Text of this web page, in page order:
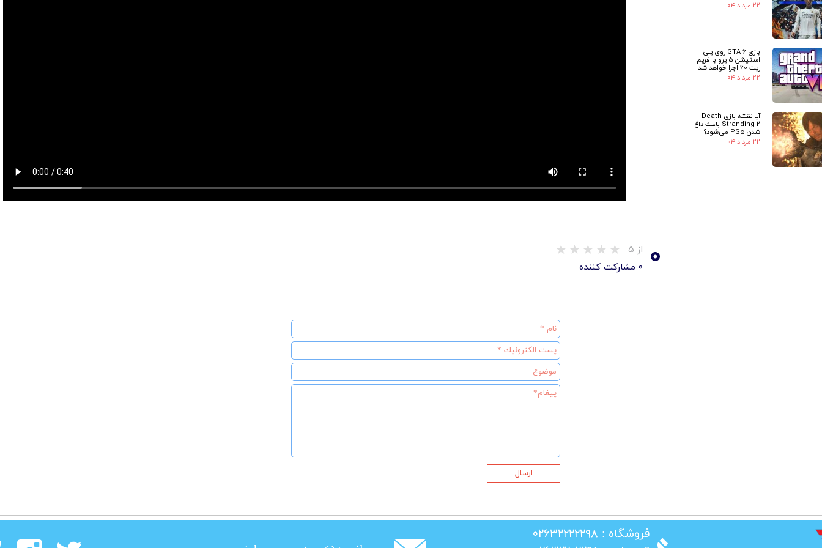
۰ از ۵
۰ مشارکت کننده
۲۲ مرداد ۰۴
بازی GTA 6 روی پلی
استیشن 5 پرو با فریم
ریت 60 اجرا خواهد شد
۲۲ مرداد ۰۴
آیا نقشه بازی Death
Stranding 2 باعث داغ
شدن PS5 می‌شود؟
۲۲ مرداد ۰۴
ارسال
​فروشگاه : ۰۲۶۳۲۲۲۲۲۹۸